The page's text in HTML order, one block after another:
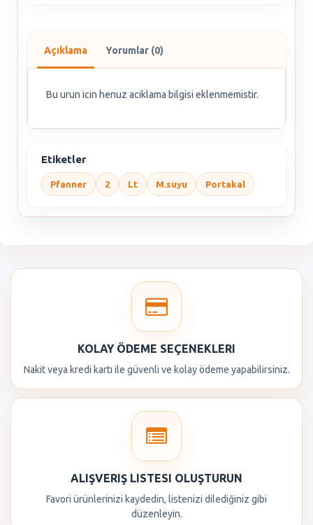
Açıklama Yorumlar (0)
Bu urun icin henuz aciklama bilgisi eklenmemistir.
Etiketler
Pfanner 2 Lt M.suyu Portakal
KOLAY ÖDEME SEÇENEKLERI
Nakit veya kredi kartı ile güvenli ve kolay ödeme yapabilirsiniz.
ALIŞVERIŞ LISTESI OLUŞTURUN
Favori ürünlerinizi kaydedin, listenizi dilediğiniz gibi
düzenleyin.